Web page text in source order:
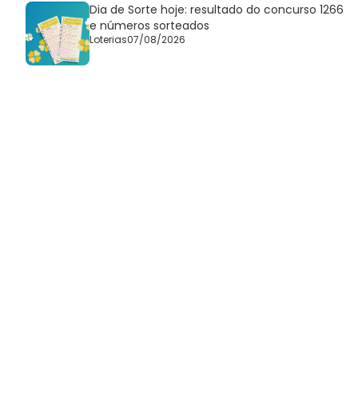
Dia de Sorte hoje: resultado do concurso 1266
e números sorteados
Loterias07/08/2026